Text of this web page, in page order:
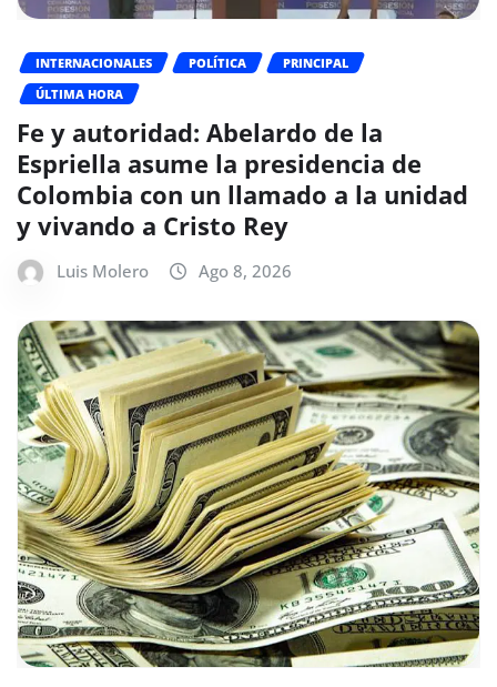
INTERNACIONALES POLÍTICA
PRINCIPAL
ÚLTIMA HORA
Fe y autoridad: Abelardo de la
Espriella asume la presidencia de
Colombia con un llamado a la unidad
y vivando a Cristo Rey
Luis Molero Ago 8, 2026